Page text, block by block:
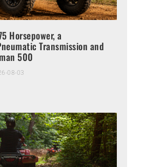
Horsepower, a
Transmission and
500
08-03